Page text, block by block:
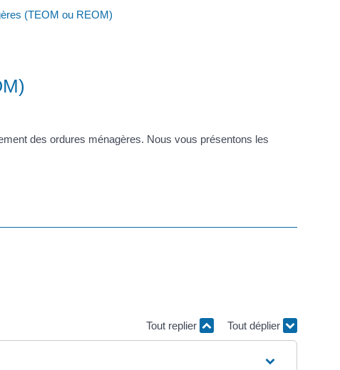
(TEOM ou REOM)
des ordures ménagères. Nous vous présentons les
Tout replier
Tout déplier